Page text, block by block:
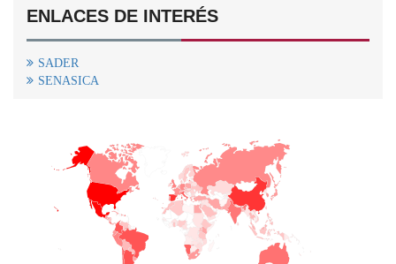
ENLACES DE INTERÉS
SADER
SENASICA